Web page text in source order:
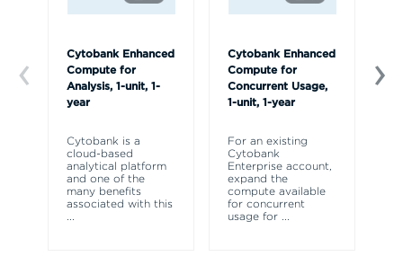
Cytobank Enhanced
Compute for
Analysis, 1-unit, 1-
year
Cytobank is a
cloud-based
analytical platform
and one of the
many benefits
associated with this
Cytobank Enhanced
Compute for
Concurrent Usage,
1-unit, 1-year
For an existing
Cytobank
Enterprise account,
expand the
compute available
for concurrent
usage for